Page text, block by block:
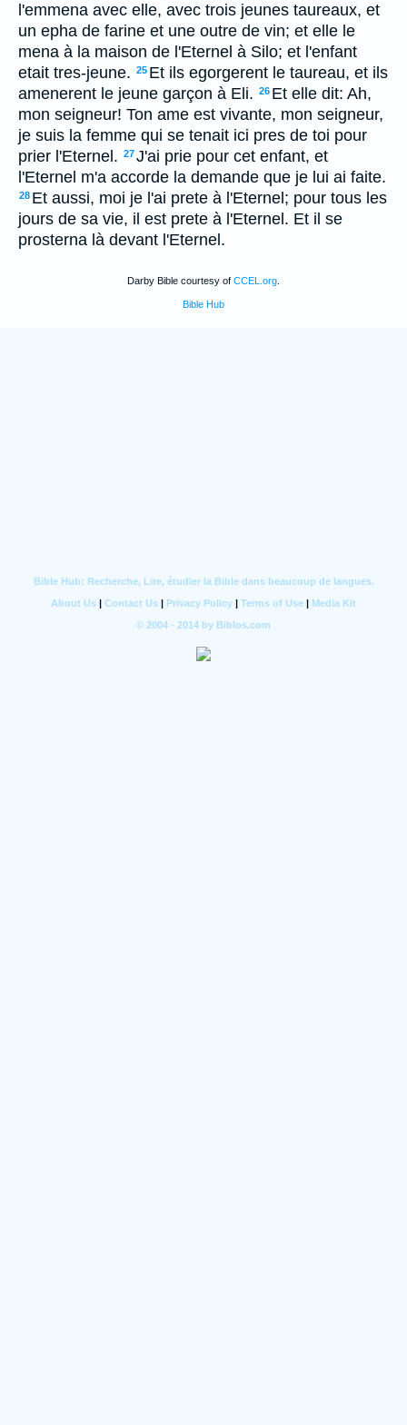
l'emmena avec elle, avec trois jeunes taureaux, et
un epha de farine et une outre de vin; et elle le
mena à la maison de l'Eternel à Silo; et l'enfant
etait tres-jeune. 25 Et ils egorgerent le taureau, et ils
amenerent le jeune garçon à Eli. 26 Et elle dit: Ah,
mon seigneur! Ton ame est vivante, mon seigneur,
je suis la femme qui se tenait ici pres de toi pour
prier l'Eternel. 27J'ai prie pour cet enfant, et
l'Eternel m'a accorde la demande que je lui ai faite.
28 Et aussi, moi je l'ai prete à l'Eternel; pour tous les
jours de sa vie, il est prete à l'Eternel. Et il se
prosterna là devant l'Eternel.
Darby Bible courtesy of CCEL.org
Bible Hub